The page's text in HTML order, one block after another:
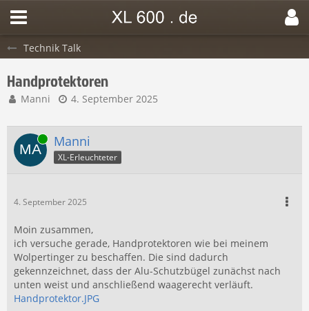
Technik Talk
Handprotektoren
Manni 4. September 2025
Online Manni
XL-Erleuchteter
4. September 2025
Moin zusammen,
ich versuche gerade, Handprotektoren wie bei meinem
Wolpertinger zu beschaffen. Die sind dadurch
gekennzeichnet, dass der Alu-Schutzbügel zunächst nach
unten weist und anschließend waagerecht verläuft.
Handprotektor.JPG